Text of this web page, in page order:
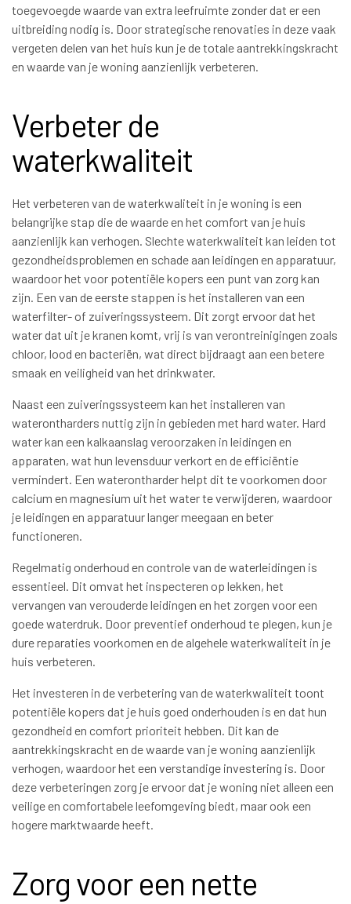
toegevoegde waarde van extra leefruimte zonder dat er een
uitbreiding nodig is. Door strategische renovaties in deze vaak
vergeten delen van het huis kun je de totale aantrekkingskracht
en waarde van je woning aanzienlijk verbeteren.
Verbeter de
waterkwaliteit
Het verbeteren van de waterkwaliteit in je woning is een
belangrijke stap die de waarde en het comfort van je huis
aanzienlijk kan verhogen. Slechte waterkwaliteit kan leiden tot
gezondheidsproblemen en schade aan leidingen en apparatuur,
waardoor het voor potentiële kopers een punt van zorg kan
zijn. Een van de eerste stappen is het installeren van een
waterfilter- of zuiveringssysteem. Dit zorgt ervoor dat het
water dat uit je kranen komt, vrij is van verontreinigingen zoals
chloor, lood en bacteriën, wat direct bijdraagt aan een betere
smaak en veiligheid van het drinkwater.
Naast een zuiveringssysteem kan het installeren van
waterontharders nuttig zijn in gebieden met hard water. Hard
water kan een kalkaanslag veroorzaken in leidingen en
apparaten, wat hun levensduur verkort en de efficiëntie
vermindert. Een waterontharder helpt dit te voorkomen door
calcium en magnesium uit het water te verwijderen, waardoor
je leidingen en apparatuur langer meegaan en beter
functioneren.
Regelmatig onderhoud en controle van de waterleidingen is
essentieel. Dit omvat het inspecteren op lekken, het
vervangen van verouderde leidingen en het zorgen voor een
goede waterdruk. Door preventief onderhoud te plegen, kun je
dure reparaties voorkomen en de algehele waterkwaliteit in je
huis verbeteren.
Het investeren in de verbetering van de waterkwaliteit toont
potentiële kopers dat je huis goed onderhouden is en dat hun
gezondheid en comfort prioriteit hebben. Dit kan de
aantrekkingskracht en de waarde van je woning aanzienlijk
verhogen, waardoor het een verstandige investering is. Door
deze verbeteringen zorg je ervoor dat je woning niet alleen een
veilige en comfortabele leefomgeving biedt, maar ook een
hogere marktwaarde heeft.
Zorg voor een nette